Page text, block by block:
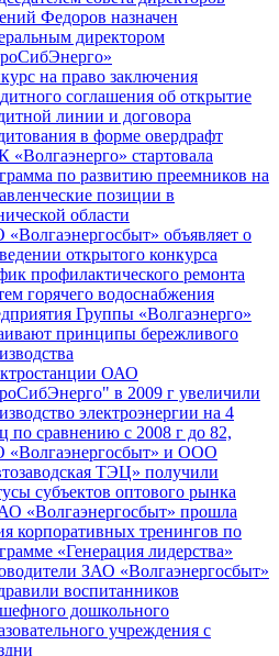
Федоров назначен
директором
на право заключения
соглашения об открытие
линии и договора
в форме овердрафт
«Волгаэнерго» стартовала
по развитию преемников на
позиции в
области
объявляет о
открытого конкурса
профилактического ремонта
горячего водоснабжения
Группы «Волгаэнерго»
принципы бережливого
ОАО
в 2009 г увеличили
электроэнергии на 4
по сравнению с 2008 г до 82,
«Волгаэнергосбыт» и ООО
ТЭЦ» получили
субъектов оптового рынка
«Волгаэнергосбыт» прошла
корпоративных тренингов по
«Генерация лидерства»
ЗАО «Волгаэнергосбыт»
воспитанников
дошкольного
учреждения с